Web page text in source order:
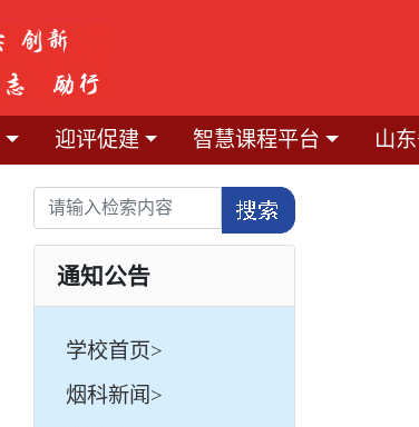
迎评促建 智慧课程平台 山
通知公告
学校首页>
烟科新闻>